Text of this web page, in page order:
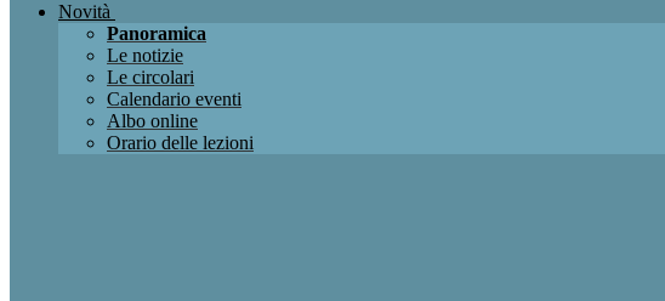
Novità
Panoramica
Le notizie
Le circolari
Calendario eventi
Albo online
Orario delle lezioni